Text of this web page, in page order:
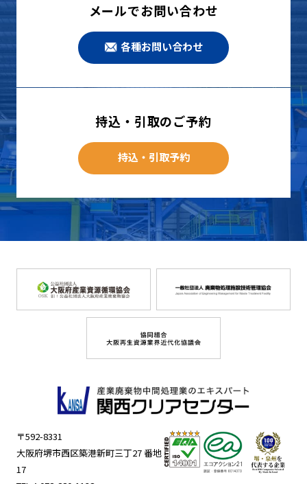
メールでお問い合わせ
各種お問い合わせ
持込・引取のご予約
持込・引取予約
〒592-8331
大阪府堺市西区築港新町三丁27 番地
17